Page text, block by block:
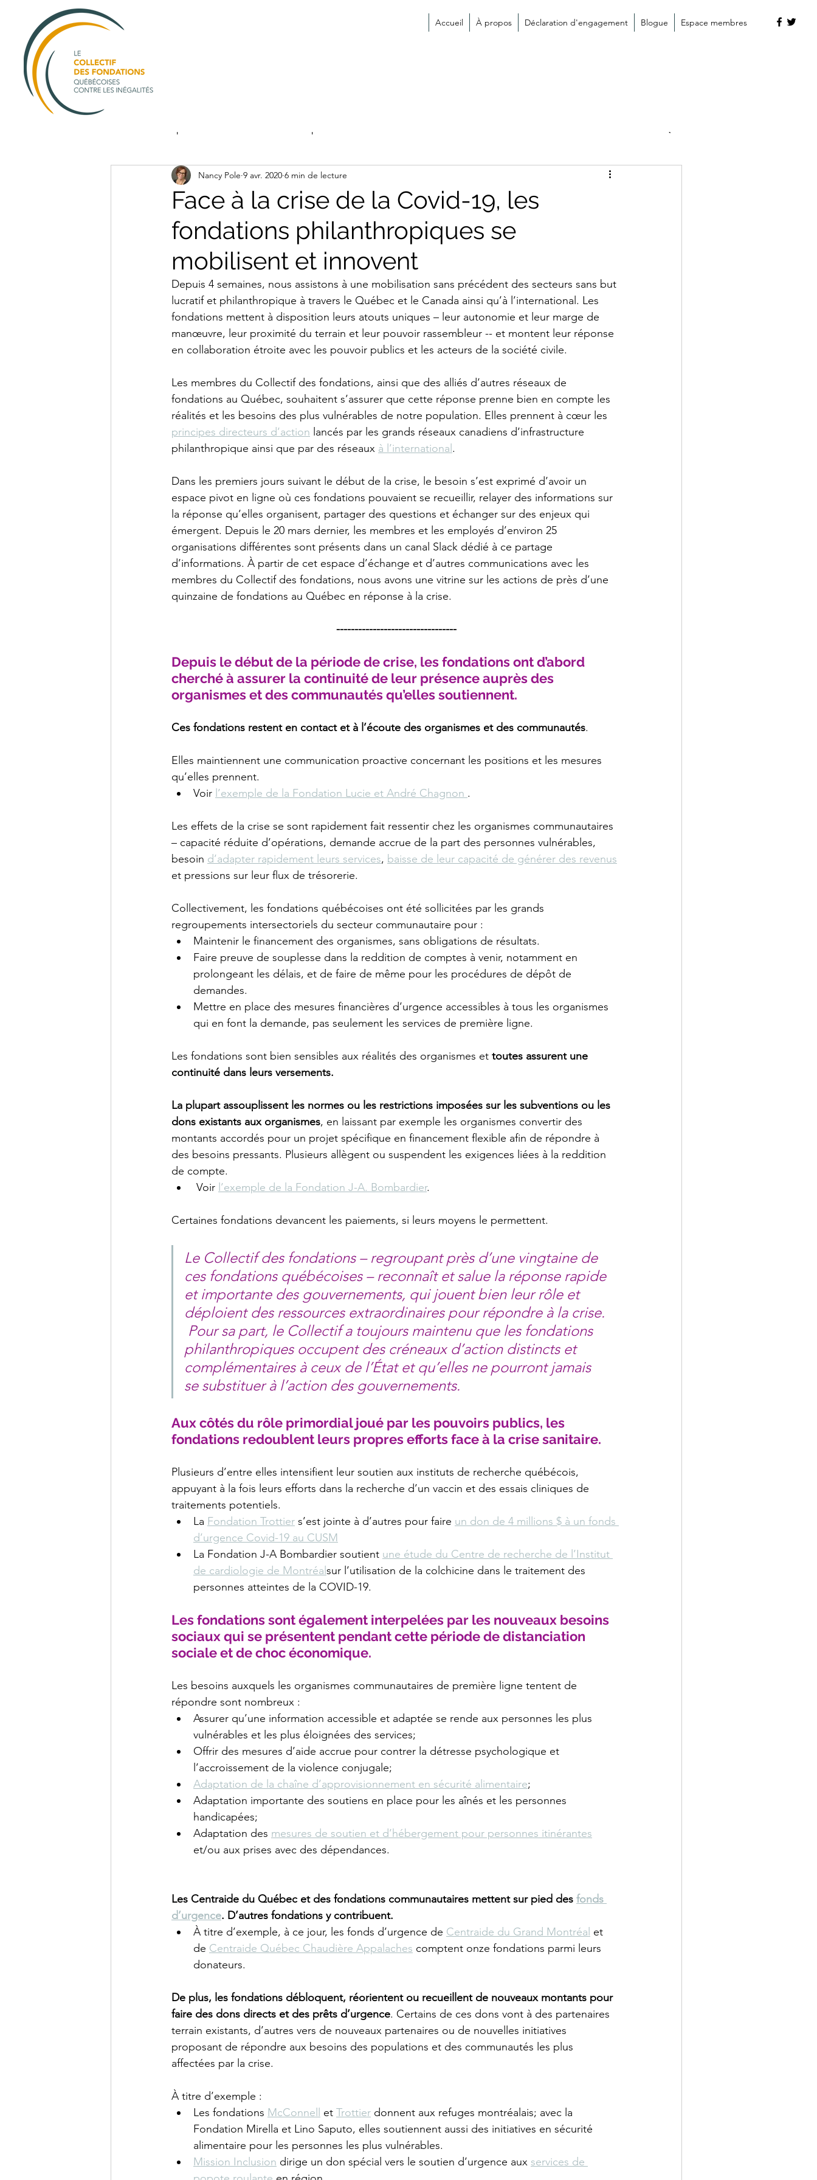
Accueil À propos Déclaration d'engagement Blogue Espace membres
Face à la crise de la Covid-19, les
fondations philanthropiques se
mobilisent et innovent
Nancy Pole 9 avr. 2020 6 min de lecture
Depuis 4 semaines, nous assistons à une mobilisation sans précédent des secteurs sans but
lucratif et philanthropique à travers le Québec et le Canada ainsi qu’à l’international. Les
fondations mettent à disposition leurs atouts uniques – leur autonomie et leur marge de
manœuvre, leur proximité du terrain et leur pouvoir rassembleur -- et montent leur réponse
en collaboration étroite avec les pouvoir publics et les acteurs de la société civile.
Les membres du Collectif des fondations, ainsi que des alliés d’autres réseaux de
fondations au Québec, souhaitent s’assurer que cette réponse prenne bien en compte les
réalités et les besoins des plus vulnérables de notre population. Elles prennent à cœur les
principes directeurs d’action lancés par les grands réseaux canadiens d’infrastructure
philanthropique ainsi que par des réseaux à l’international .
Dans les premiers jours suivant le début de la crise, le besoin s’est exprimé d’avoir un
espace pivot en ligne où ces fondations pouvaient se recueillir, relayer des informations sur
la réponse qu’elles organisent, partager des questions et échanger sur des enjeux qui
émergent. Depuis le 20 mars dernier, les membres et les employés d’environ 25
organisations différentes sont présents dans un canal Slack dédié à ce partage
d’informations. À partir de cet espace d’échange et d’autres communications avec les
membres du Collectif des fondations, nous avons une vitrine sur les actions de près d’une
quinzaine de fondations au Québec en réponse à la crise.
---------------------------------
Depuis le début de la période de crise, les fondations ont d’abord
cherché à assurer la continuité de leur présence auprès des
organismes et des communautés qu’elles soutiennent.
Ces fondations restent en contact et à l’écoute des organismes et des communautés.
Elles maintiennent une communication proactive concernant les positions et les mesures
qu’elles prennent.
Voir l’exemple de la Fondation Lucie et André Chagnon .
Les effets de la crise se sont rapidement fait ressentir chez les organismes communautaires
– capacité réduite d’opérations, demande accrue de la part des personnes vulnérables,
besoin d’adapter rapidement leurs services, baisse de leur capacité de générer des revenus
et pressions sur leur flux de trésorerie.
Collectivement, les fondations québécoises ont été sollicitées par les grands
regroupements intersectoriels du secteur communautaire pour :
Maintenir le financement des organismes, sans obligations de résultats.
Faire preuve de souplesse dans la reddition de comptes à venir, notamment en
prolongeant les délais, et de faire de même pour les procédures de dépôt de
demandes.
Mettre en place des mesures financières d’urgence accessibles à tous les organismes
qui en font la demande, pas seulement les services de première ligne.
Les fondations sont bien sensibles aux réalités des organismes et toutes assurent une
continuité dans leurs versements.
La plupart assouplissent les normes ou les restrictions imposées sur les subventions ou les
dons existants aux organismes, en laissant par exemple les organismes convertir des
montants accordés pour un projet spécifique en financement flexible afin de répondre à
des besoins pressants. Plusieurs allègent ou suspendent les exigences liées à la reddition
de compte.
Voir l’exemple de la Fondation J-A. Bombardier.
Certaines fondations devancent les paiements, si leurs moyens le permettent.
Le Collectif des fondations – regroupant près d’une vingtaine de
ces fondations québécoises – reconnaît et salue la réponse rapide
et importante des gouvernements, qui jouent bien leur rôle et
déploient des ressources extraordinaires pour répondre à la crise.
Pour sa part, le Collectif a toujours maintenu que les fondations
philanthropiques occupent des créneaux d’action distincts et
complémentaires à ceux de l’État et qu’elles ne pourront jamais
se substituer à l’action des gouvernements.
Aux côtés du rôle primordial joué par les pouvoirs publics, les
fondations redoublent leurs propres efforts face à la crise sanitaire.
Plusieurs d’entre elles intensifient leur soutien aux instituts de recherche québécois,
appuyant à la fois leurs efforts dans la recherche d’un vaccin et des essais cliniques de
traitements potentiels.
La Fondation Trottier s’est jointe à d’autres pour faire un don de 4 millions $ à un fonds
d’urgence Covid-19 au CUSM
La Fondation J-A Bombardier soutient une étude du Centre de recherche de l’Institut
de cardiologie de Montréal sur l’utilisation de la colchicine dans le traitement des
personnes atteintes de la COVID-19.
Les fondations sont également interpelées par les nouveaux besoins
sociaux qui se présentent pendant cette période de distanciation
sociale et de choc économique.
Les besoins auxquels les organismes communautaires de première ligne tentent de
répondre sont nombreux :
Assurer qu’une information accessible et adaptée se rende aux personnes les plus
vulnérables et les plus éloignées des services;
Offrir des mesures d’aide accrue pour contrer la détresse psychologique et
l’accroissement de la violence conjugale;
Adaptation de la chaîne d’approvisionnement en sécurité alimentaire;
Adaptation importante des soutiens en place pour les aînés et les personnes
handicapées;
Adaptation des mesures de soutien et d’hébergement pour personnes itinérantes
et/ou aux prises avec des dépendances.
Les Centraide du Québec et des fondations communautaires mettent sur pied des fonds
d’urgence. D’autres fondations y contribuent.
À titre d’exemple, à ce jour, les fonds d’urgence de Centraide du Grand Montréal et
de Centraide Québec Chaudière Appalaches comptent onze fondations parmi leurs
donateurs.
De plus, les fondations débloquent, réorientent ou recueillent de nouveaux montants pour
faire des dons directs et des prêts d’urgence. Certains de ces dons vont à des partenaires
terrain existants, d’autres vers de nouveaux partenaires ou de nouvelles initiatives
proposant de répondre aux besoins des populations et des communautés les plus
affectées par la crise.
À titre d’exemple :
Les fondations McConnell et Trottier donnent aux refuges montréalais; avec la
Fondation Mirella et Lino Saputo, elles soutiennent aussi des initiatives en sécurité
alimentaire pour les personnes les plus vulnérables.
Mission Inclusion dirige un don spécial vers le soutien d’urgence aux services de